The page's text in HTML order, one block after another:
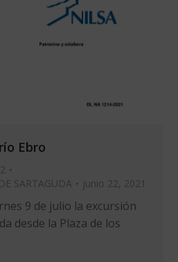
Ebro
SARTAGUDA junio 22, 2021
9 de julio la excursión
desde la Plaza de los